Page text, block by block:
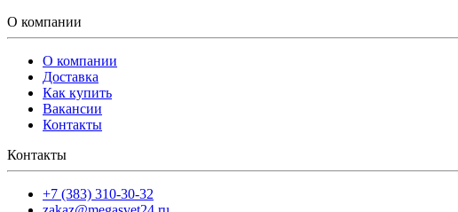
О компании
О компании
Доставка
Как купить
Вакансии
Контакты
Контакты
+7 (383) 310-30-32